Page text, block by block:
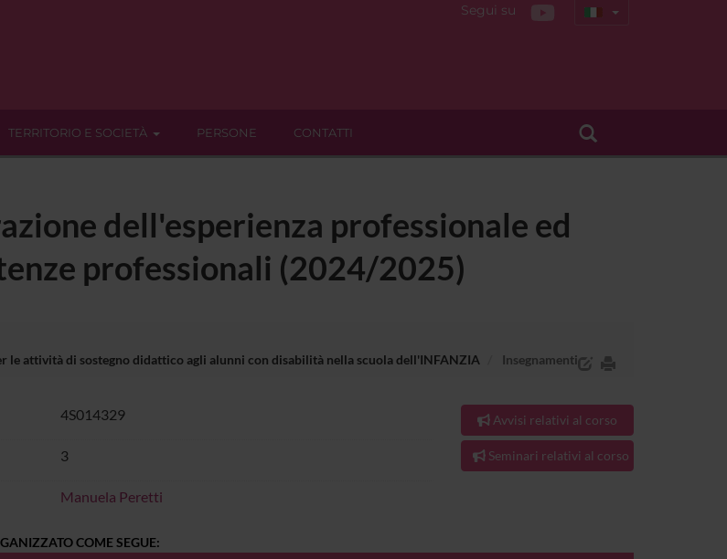
Segui su
TERRITORIO E SOCIETÀ PERSONE CONTATTI
dell'esperienza professionale ed
professionali (2024/2025)
le attività di sostegno didattico agli alunni con disabilità nella scuola dell'INFANZIA
Insegnamenti
4S014329
3
Manuela Peretti
Avvisi relativi al corso
Seminari relativi al corso
COME SEGUE: